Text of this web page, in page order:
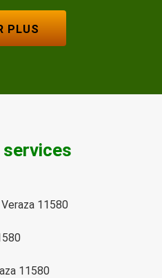
PLUS
11580
11580